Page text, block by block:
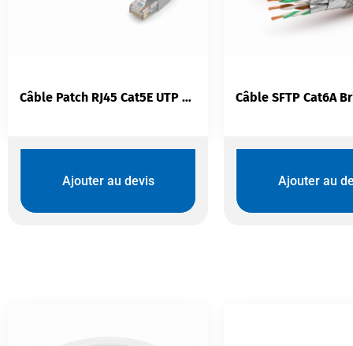
Câble Patch RJ45 Cat5E UTP D-Link 0.5m | Round Patch Cord Gris
Ajouter au devis Ajouter au